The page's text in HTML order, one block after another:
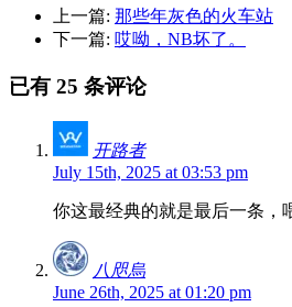
上一篇: 那些年灰色的火车站
下一篇: 哎呦，NB坏了。
已有 25 条评论
开路者
July 15th, 2025 at 03:53 pm
你这最经典的就是最后一条，
八咫烏
June 26th, 2025 at 01:20 pm